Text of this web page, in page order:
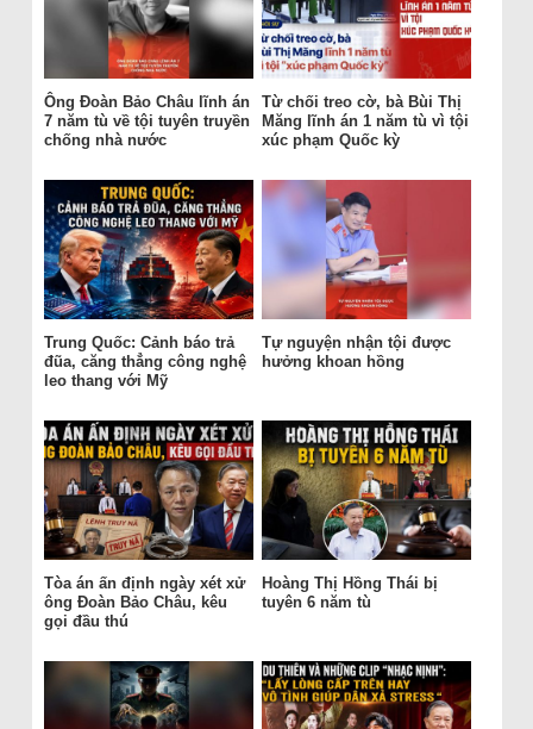
Ông Đoàn Bảo Châu lĩnh án
7 năm tù về tội tuyên truyền
chống nhà nước
Từ chối treo cờ, bà Bùi Thị
Măng lĩnh án 1 năm tù vì tội
xúc phạm Quốc kỳ
Trung Quốc: Cảnh báo trả
đũa, căng thẳng công nghệ
leo thang với Mỹ
Tự nguyện nhận tội được
hưởng khoan hồng
Tòa án ấn định ngày xét xử
ông Đoàn Bảo Châu, kêu
gọi đầu thú
Hoàng Thị Hồng Thái bị
tuyên 6 năm tù